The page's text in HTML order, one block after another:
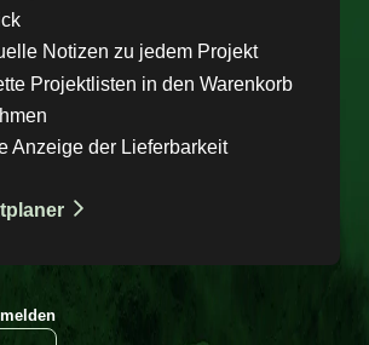
Notizen zu jedem Projekt
Projektlisten in den Warenkorb
Anzeige der Lieferbarkeit